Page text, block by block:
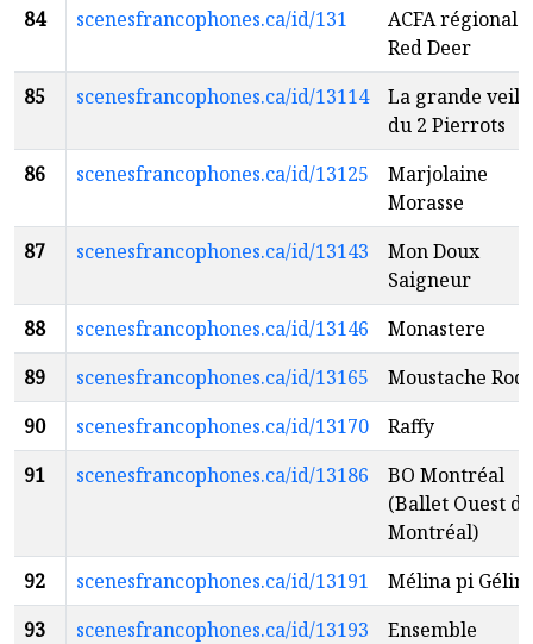
84
scenesfrancophones.ca/id/131
ACFA régionale
Red Deer
85
scenesfrancophones.ca/id/13114
La grande
du 2 Pierrots
86
scenesfrancophones.ca/id/13125
Marjolaine
Morasse
87
scenesfrancophones.ca/id/13143
Mon Doux
Saigneur
88
scenesfrancophones.ca/id/13146
Monastere
89
scenesfrancophones.ca/id/13165
Moustache
90
scenesfrancophones.ca/id/13170
Raffy
91
scenesfrancophones.ca/id/13186
BO Montréal
(Ballet Ouest de
Montréal)
92
scenesfrancophones.ca/id/13191
Mélina pi
93
scenesfrancophones.ca/id/13193
Ensemble